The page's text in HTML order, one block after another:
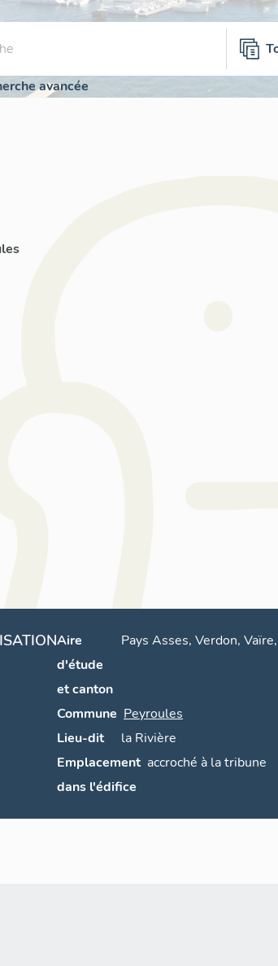
avancée
Aire
d'étude
et canton
Pays Asses, Verdon,
Commune Peyroules
Lieu-dit
la Rivière
Emplacement
dans l'édifice
accroché à la tribune